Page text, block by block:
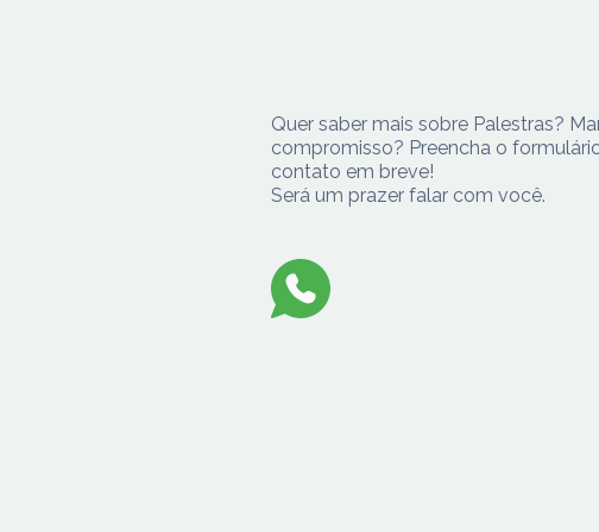
Quer saber mais sobre Palestras?
compromisso? Preencha o
contato em breve!
Será um prazer falar com você.